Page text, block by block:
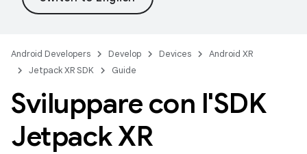
Android Developers Develop Devices
Android XR
Jetpack XR SDK
Guide
Sviluppare con l'SDK
Jetpack XR